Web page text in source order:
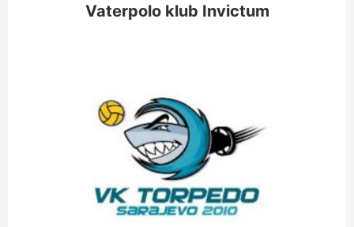
Vaterpolo klub Invictum